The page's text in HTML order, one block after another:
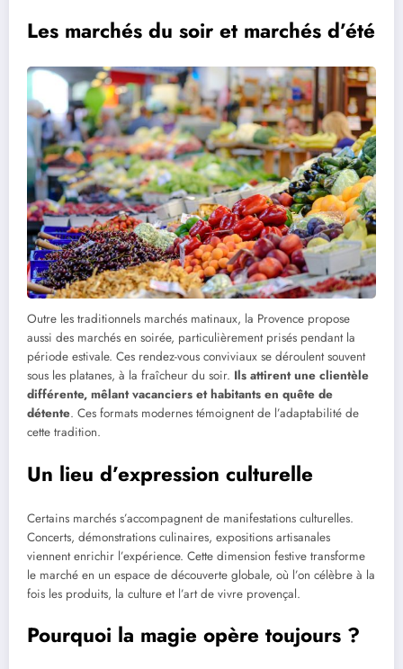
Les marchés du soir et marchés d’été
Outre les traditionnels marchés matinaux, la Provence propose
aussi des marchés en soirée, particulièrement prisés pendant la
période estivale. Ces rendez-vous conviviaux se déroulent souvent
sous les platanes, à la fraîcheur du soir. Ils attirent une clientèle
différente, mêlant vacanciers et habitants en quête de
détente. Ces formats modernes témoignent de l’adaptabilité de
cette tradition.
Un lieu d’expression culturelle
Certains marchés s’accompagnent de manifestations culturelles.
Concerts, démonstrations culinaires, expositions artisanales
viennent enrichir l’expérience. Cette dimension festive transforme
le marché en un espace de découverte globale, où l’on célèbre à la
fois les produits, la culture et l’art de vivre provençal.
Pourquoi la magie opère toujours ?